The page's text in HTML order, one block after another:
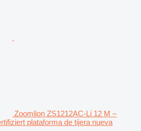
Zoomlion ZS1212AC-Li 12 M –
plataforma de tijera nueva